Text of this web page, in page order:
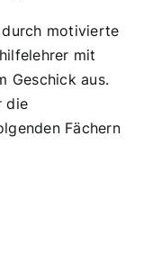
motivierte
mit
Geschick aus.
die
Fächern